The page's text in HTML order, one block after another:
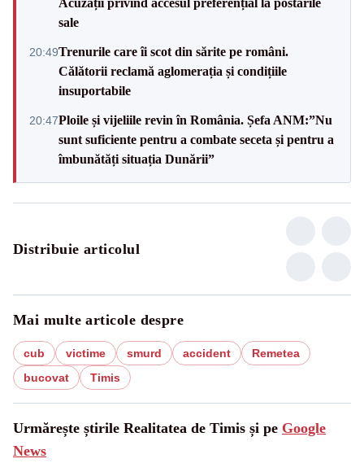
sale
20:49Trenurile care îi scot din sărite pe români.
Călătorii reclamă aglomerația și condițiile
insuportabile
20:47Ploile și vijeliile revin în România. Șefa ANM:”Nu
sunt suficiente pentru a combate seceta și pentru a
îmbunătăți situația Dunării”
Distribuie articolul
Mai multe articole despre
cub victime smurd accident
Remetea
bucovat
Timis
Urmărește știrile Realitatea de Timis și pe Google
News